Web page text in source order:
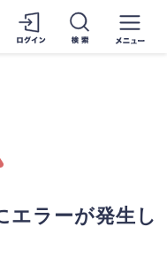
エラーが発生し